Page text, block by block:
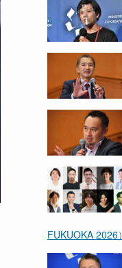
FUKUOKA 2026）